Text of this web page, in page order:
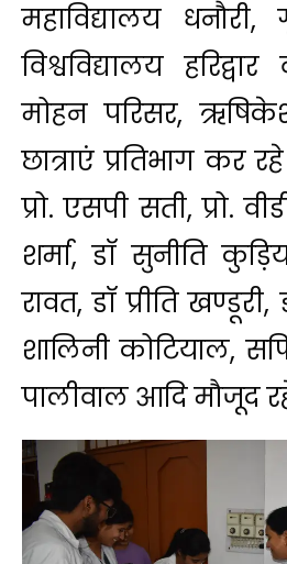
महाविद्यालय
विश्वविद्यालय
मोहन परिसर,
छात्राएं प्रतिभाग कर
प्रो. एसपी सती, प्रो.
शर्मा, डॉ सुनीति
रावत, डॉ प्रीति
शालिनी कोटियाल,
पालीवाल आदि मौजूद